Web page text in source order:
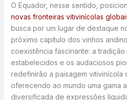
O Equador, nesse sentido,
novas fronteiras vitivinícolas
busca por um lugar de destaque
próximo capítulo dos vinhos
coexistência fascinante: a
estabelecidos e os audaciosos
redefinirão a paisagem vitivinícola
oferecendo ao mundo uma gama
diversificada de expressões